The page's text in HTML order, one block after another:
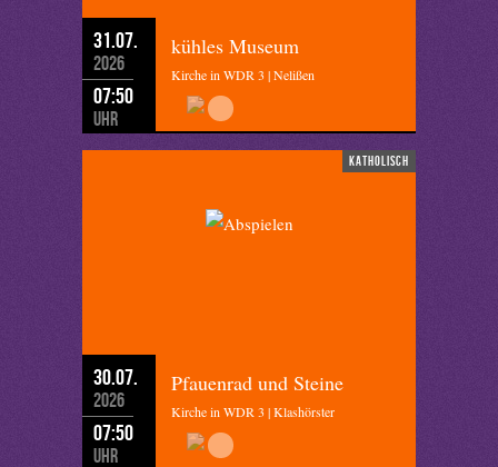
31.07.
2026
07:50
Uhr
kühles Museum
Kirche in WDR 3 | Nelißen
katholisch
30.07.
2026
07:50
Uhr
Pfauenrad und Steine
Kirche in WDR 3 | Klashörster